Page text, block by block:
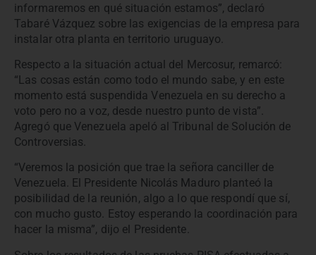
informaremos en qué situación estamos”, declaró
Tabaré Vázquez sobre las exigencias de la empresa para
instalar otra planta en territorio uruguayo.
Respecto a la situación actual del Mercosur, remarcó:
“Las cosas están como todo el mundo sabe, y en este
momento está suspendida Venezuela en su derecho a
voto pero no a voz, desde nuestro punto de vista”.
Agregó que Venezuela apeló al Tribunal de Solución de
Controversias.
“Veremos la posición que trae la señora canciller de
Venezuela. El Presidente Nicolás Maduro planteó la
posibilidad de la reunión, algo a lo que respondí que sí,
con mucho gusto. Estoy esperando la coordinación para
hacer la misma”, dijo el Presidente.